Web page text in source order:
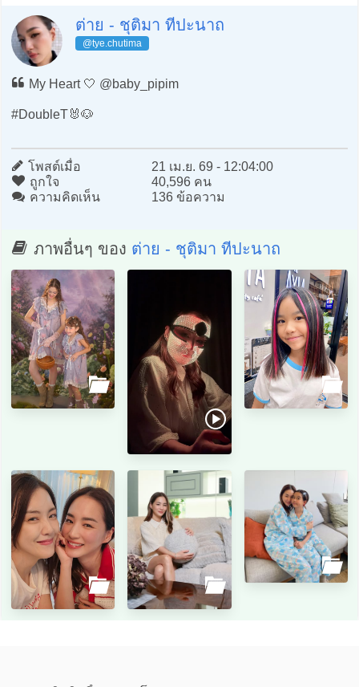
ต่าย - ชุติมา ทีปะนาถ
@tye.chutima
My Heart 🤍 @baby_pipim
#DoubleT🐰🐶
โพสต์เมื่อ
21 เม.ย. 69 - 12:04:00
ถูกใจ
40,596 คน
ความคิดเห็น
136 ข้อความ
ภาพอื่นๆ ของ ต่าย - ชุติมา ทีปะนาถ